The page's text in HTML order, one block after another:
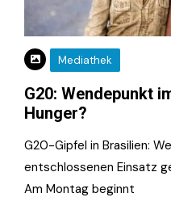
Mediathek
G20: Wendepunkt
Hunger?
G20-Gipfel in Brasilien:
entschlossenen Einsatz
Am Montag beginnt